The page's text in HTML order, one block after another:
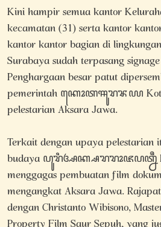
Kini hampir semua kantor
kecamatan (31) serta kantor
kantor kantor bagian di
Surabaya sudah terpasang
Penghargaan besar patut
pemerintah ꦏꦺꦴꦠꦯꦸꦫꦨꦪ Kota
pelestarian Aksara Jawa.
Terkait dengan upaya pelestarian
budaya ꦥꦸꦫꦶꦄꦏ꧀ꦱꦫꦫꦴꦗꦥꦠ꧀ꦤꦷ
menggagas pembuatan film
mengangkat Aksara Jawa.
dengan Christanto Wibisono,